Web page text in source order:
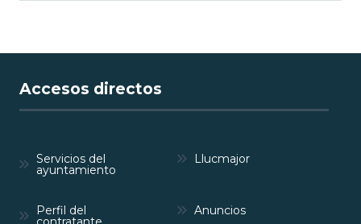
Accesos directos
Servicios del
ayuntamiento
Llucmajor
Perfil del Anuncios